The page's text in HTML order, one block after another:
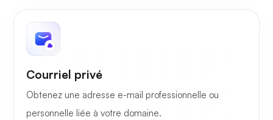
Courriel privé
Obtenez une adresse e-mail professionnelle ou
personnelle liée à votre domaine.